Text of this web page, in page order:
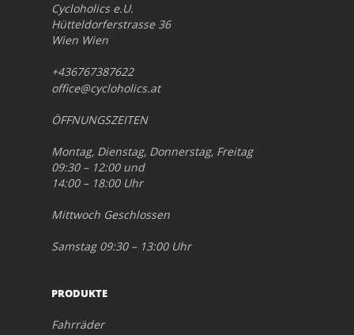
Cycloholics e.U.
Hütteldorferstrasse 36
Wien Wien
+436767387622
office@cycloholics.at
ÖFFNUNGSZEITEN
Montag, Dienstag, Donnerstag, Freitag
09:30 – 12:00 und
14:00 – 18:00 Uhr
Mittwoch Geschlossen
Samstag 09:30 – 13:00 Uhr
PRODUKTE
Fahrräder